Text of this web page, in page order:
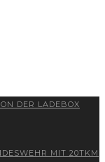
DER LADEBOX
MIT 20TKM